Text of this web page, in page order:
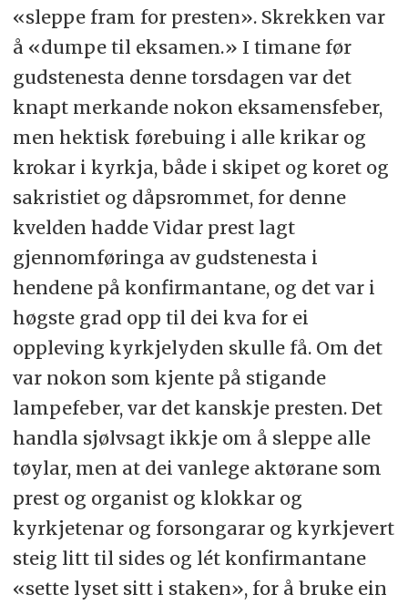
«sleppe fram for presten». Skrekken var
å «dumpe til eksamen.» I timane før
gudstenesta denne torsdagen var det
knapt merkande nokon eksamensfeber,
men hektisk førebuing i alle krikar og
krokar i kyrkja, både i skipet og koret og
sakristiet og dåpsrommet, for denne
kvelden hadde Vidar prest lagt
gjennomføringa av gudstenesta i
hendene på konfirmantane, og det var i
høgste grad opp til dei kva for ei
oppleving kyrkjelyden skulle få. Om det
var nokon som kjente på stigande
lampefeber, var det kanskje presten. Det
handla sjølvsagt ikkje om å sleppe alle
tøylar, men at dei vanlege aktørane som
prest og organist og klokkar og
kyrkjetenar og forsongarar og kyrkjevert
steig litt til sides og lét konfirmantane
«sette lyset sitt i staken», for å bruke ein